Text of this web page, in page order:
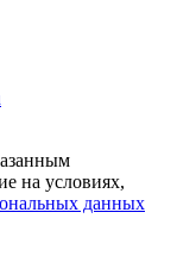
на условиях,
данных